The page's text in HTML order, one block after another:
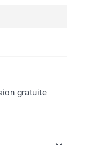
gratuite